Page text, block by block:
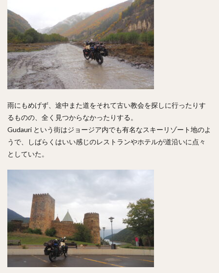
雨にもめげず、途中また道をそれて古い教会を探しに行ったりす
るものの、全く見つからなかったりする。
Gudauri という街はジョージア内でも有名なスキーリゾート地のよ
うで、しばらくはいい感じのレストランやホテルが道沿いに点々
としていた。